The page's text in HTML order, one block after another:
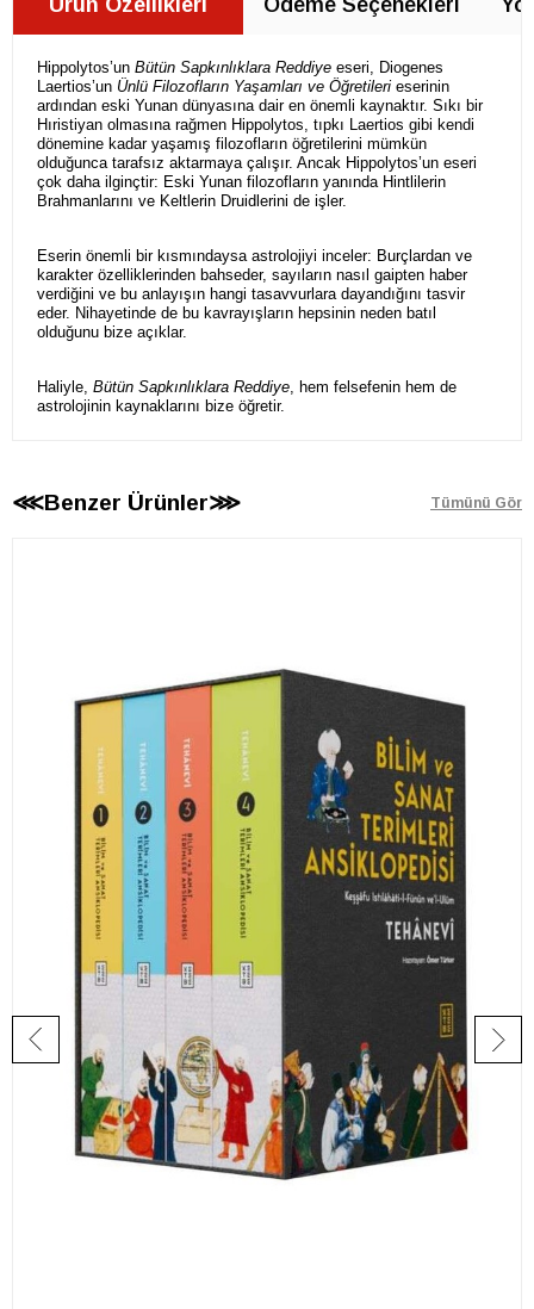
Hippolytos’un Bütün Sapkınlıklara Reddiye eseri, Diogenes
Laertios’un Ünlü Filozofların Yaşamları ve Öğretileri eserinin
ardından eski Yunan dünyasına dair en önemli kaynaktır. Sıkı bir
Hıristiyan olmasına rağmen Hippolytos, tıpkı Laertios gibi kendi
dönemine kadar yaşamış filozofların öğretilerini mümkün
olduğunca tarafsız aktarmaya çalışır. Ancak Hippolytos’un eseri
çok daha ilginçtir: Eski Yunan filozofların yanında Hintlilerin
Brahmanlarını ve Keltlerin Druidlerini de işler.
Eserin önemli bir kısmındaysa astrolojiyi inceler: Burçlardan ve
karakter özelliklerinden bahseder, sayıların nasıl gaipten haber
verdiğini ve bu anlayışın hangi tasavvurlara dayandığını tasvir
eder. Nihayetinde de bu kavrayışların hepsinin neden batıl
olduğunu bize açıklar.
Haliyle, Bütün Sapkınlıklara Reddiye, hem felsefenin hem de
astrolojinin kaynaklarını bize öğretir.
⋘Benzer Ürünler⋙ Tümünü Gör